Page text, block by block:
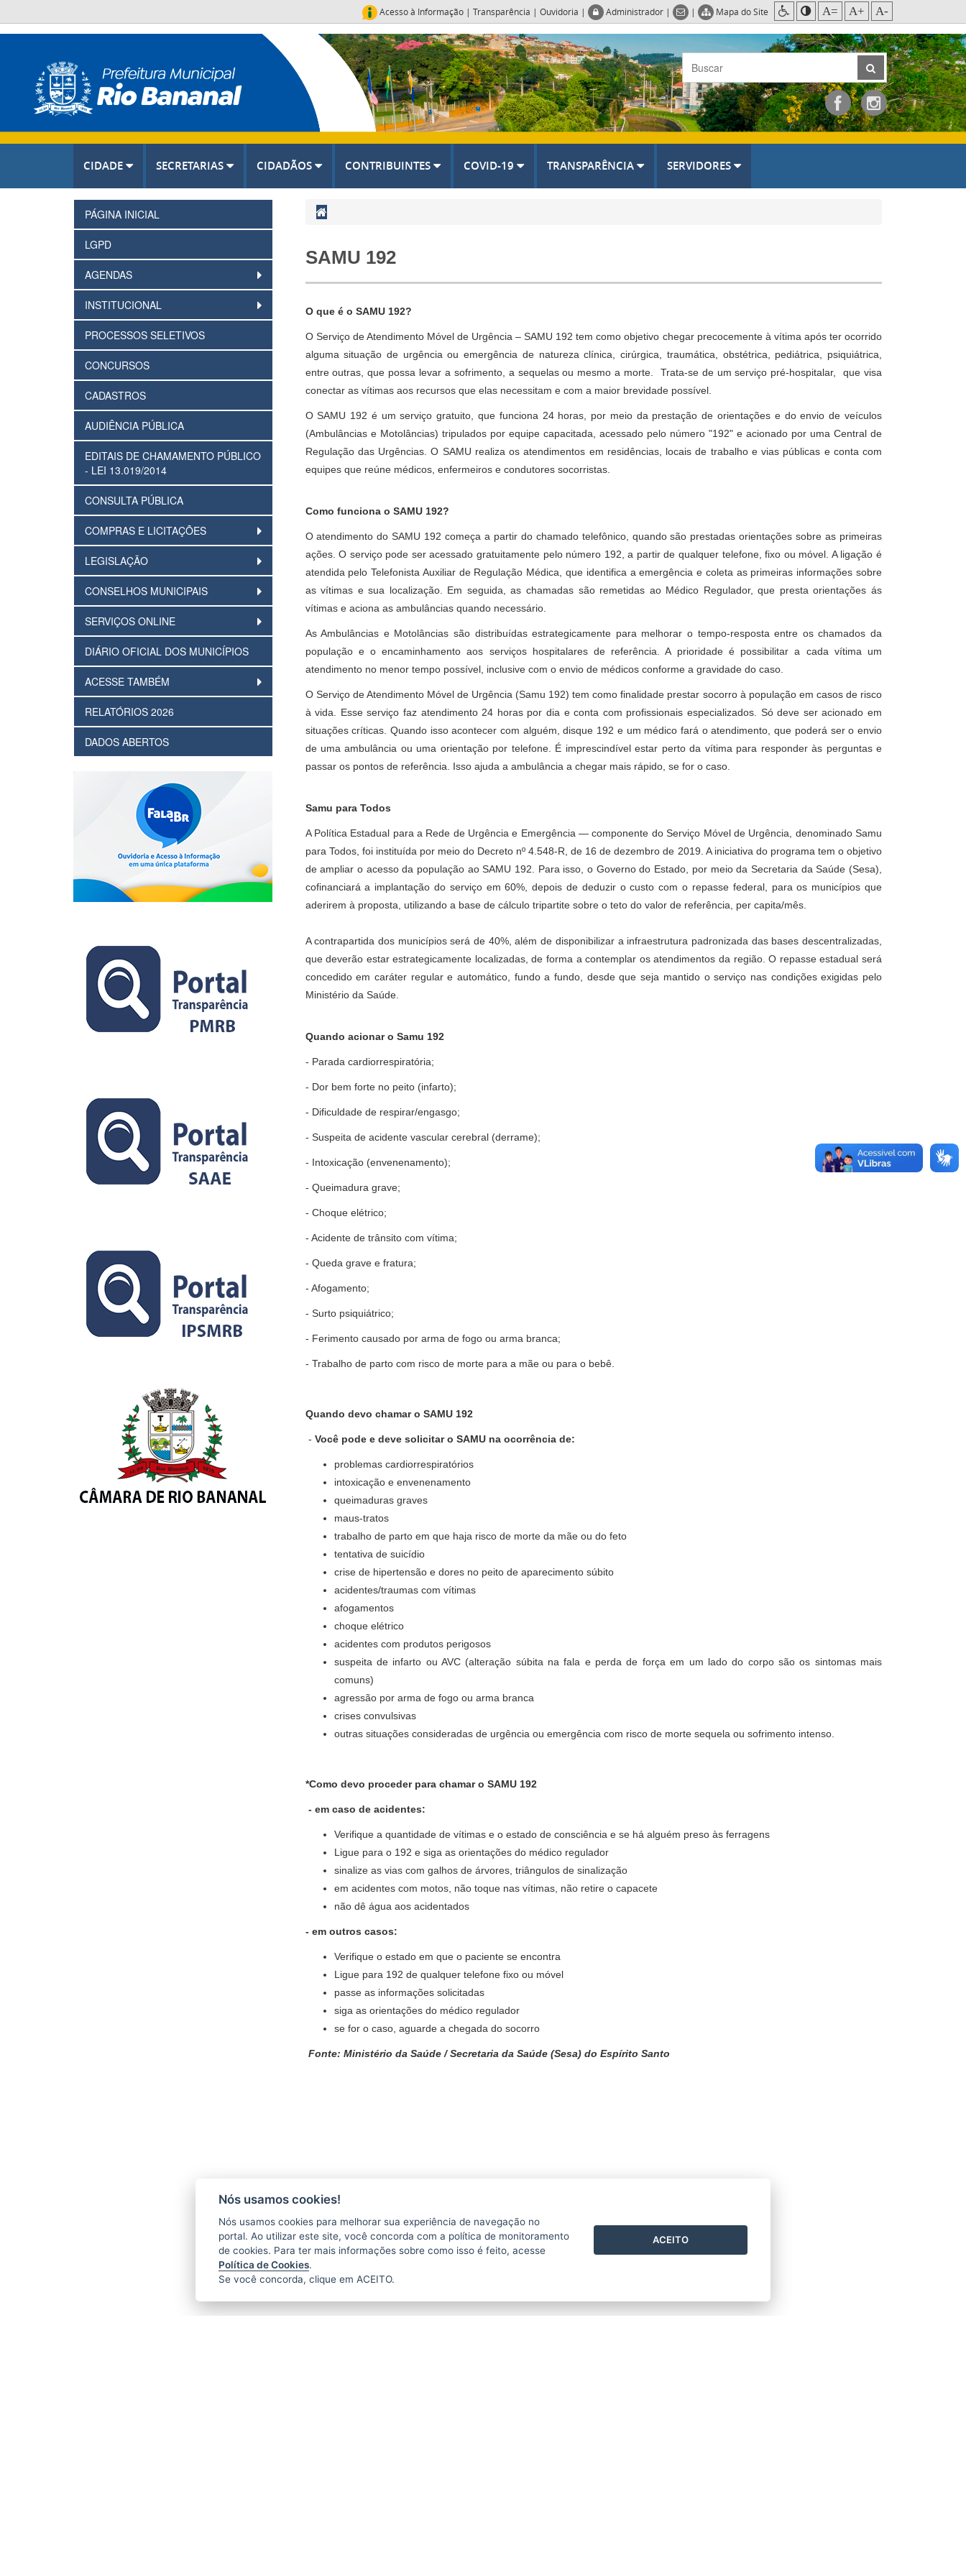
Acesso à Informação | Transparência | Ouvidoria | Administrador | | Mapa do Site A= A+ A-
CIDADE SECRETARIAS CIDADÃOS CONTRIBUINTES COVID-19 TRANSPARÊNCIA SERVIDORES
PÁGINA INICIAL
LGPD
AGENDAS
INSTITUCIONAL
PROCESSOS SELETIVOS
CONCURSOS
CADASTROS
AUDIÊNCIA PÚBLICA
EDITAIS DE CHAMAMENTO PÚBLICO
- LEI 13.019/2014
CONSULTA PÚBLICA
COMPRAS E LICITAÇÕES
LEGISLAÇÃO
CONSELHOS MUNICIPAIS
SERVIÇOS ONLINE
DIÁRIO OFICIAL DOS MUNICÍPIOS
ACESSE TAMBÉM
RELATÓRIOS 2026
DADOS ABERTOS
SAMU 192
O que é o SAMU 192?
O Serviço de Atendimento Móvel de Urgência – SAMU 192 tem como objetivo chegar precocemente à vítima após ter ocorrido
alguma situação de urgência ou emergência de natureza clínica, cirúrgica, traumática, obstétrica, pediátrica, psiquiátrica,
entre outras, que possa levar a sofrimento, a sequelas ou mesmo a morte. Trata-se de um serviço pré-hospitalar, que visa
conectar as vítimas aos recursos que elas necessitam e com a maior brevidade possível.
O SAMU 192 é um serviço gratuito, que funciona 24 horas, por meio da prestação de orientações e do envio de veículos
(Ambulâncias e Motolâncias) tripulados por equipe capacitada, acessado pelo número "192" e acionado por uma Central de
Regulação das Urgências. O SAMU realiza os atendimentos em residências, locais de trabalho e vias públicas e conta com
equipes que reúne médicos, enfermeiros e condutores socorristas.
Como funciona o SAMU 192?
O atendimento do SAMU 192 começa a partir do chamado telefônico, quando são prestadas orientações sobre as primeiras
ações. O serviço pode ser acessado gratuitamente pelo número 192, a partir de qualquer telefone, fixo ou móvel. A ligação é
atendida pelo Telefonista Auxiliar de Regulação Médica, que identifica a emergência e coleta as primeiras informações sobre
as vítimas e sua localização. Em seguida, as chamadas são remetidas ao Médico Regulador, que presta orientações ás
vítimas e aciona as ambulâncias quando necessário.
As Ambulâncias e Motolâncias são distribuídas estrategicamente para melhorar o tempo-resposta entre os chamados da
população e o encaminhamento aos serviços hospitalares de referência. A prioridade é possibilitar a cada vítima um
atendimento no menor tempo possível, inclusive com o envio de médicos conforme a gravidade do caso.
O Serviço de Atendimento Móvel de Urgência (Samu 192) tem como finalidade prestar socorro à população em casos de risco
à vida. Esse serviço faz atendimento 24 horas por dia e conta com profissionais especializados. Só deve ser acionado em
situações críticas. Quando isso acontecer com alguém, disque 192 e um médico fará o atendimento, que poderá ser o envio
de uma ambulância ou uma orientação por telefone. É imprescindível estar perto da vítima para responder às perguntas e
passar os pontos de referência. Isso ajuda a ambulância a chegar mais rápido, se for o caso.
Samu para Todos
A Política Estadual para a Rede de Urgência e Emergência — componente do Serviço Móvel de Urgência, denominado Samu
para Todos, foi instituída por meio do Decreto nº 4.548-R, de 16 de dezembro de 2019. A iniciativa do programa tem o objetivo
de ampliar o acesso da população ao SAMU 192. Para isso, o Governo do Estado, por meio da Secretaria da Saúde (Sesa),
cofinanciará a implantação do serviço em 60%, depois de deduzir o custo com o repasse federal, para os municípios que
aderirem à proposta, utilizando a base de cálculo tripartite sobre o teto do valor de referência, per capita/mês.
A contrapartida dos municípios será de 40%, além de disponibilizar a infraestrutura padronizada das bases descentralizadas,
que deverão estar estrategicamente localizadas, de forma a contemplar os atendimentos da região. O repasse estadual será
concedido em caráter regular e automático, fundo a fundo, desde que seja mantido o serviço nas condições exigidas pelo
Ministério da Saúde.
Quando acionar o Samu 192
- Parada cardiorrespiratória;
- Dor bem forte no peito (infarto);
- Dificuldade de respirar/engasgo;
- Suspeita de acidente vascular cerebral (derrame);
- Intoxicação (envenenamento);
- Queimadura grave;
- Choque elétrico;
- Acidente de trânsito com vítima;
- Queda grave e fratura;
- Afogamento;
- Surto psiquiátrico;
- Ferimento causado por arma de fogo ou arma branca;
- Trabalho de parto com risco de morte para a mãe ou para o bebê.
Quando devo chamar o SAMU 192
- Você pode e deve solicitar o SAMU na ocorrência de:
problemas cardiorrespiratórios
intoxicação e envenenamento
queimaduras graves
maus-tratos
trabalho de parto em que haja risco de morte da mãe ou do feto
tentativa de suicídio
crise de hipertensão e dores no peito de aparecimento súbito
acidentes/traumas com vítimas
afogamentos
choque elétrico
acidentes com produtos perigosos
suspeita de infarto ou AVC (alteração súbita na fala e perda de força em um lado do corpo são os sintomas mais
comuns)
agressão por arma de fogo ou arma branca
crises convulsivas
outras situações consideradas de urgência ou emergência com risco de morte sequela ou sofrimento intenso.
*Como devo proceder para chamar o SAMU 192
- em caso de acidentes:
Verifique a quantidade de vítimas e o estado de consciência e se há alguém preso às ferragens
Ligue para o 192 e siga as orientações do médico regulador
sinalize as vias com galhos de árvores, triângulos de sinalização
em acidentes com motos, não toque nas vítimas, não retire o capacete
não dê água aos acidentados
- em outros casos:
Verifique o estado em que o paciente se encontra
Ligue para 192 de qualquer telefone fixo ou móvel
passe as informações solicitadas
siga as orientações do médico regulador
se for o caso, aguarde a chegada do socorro
Fonte: Ministério da Saúde / Secretaria da Saúde (Sesa) do Espírito Santo
Nós usamos cookies!
Nós usamos cookies para melhorar sua experiência de navegação no
portal. Ao utilizar este site, você concorda com a política de monitoramento
de cookies. Para ter mais informações sobre como isso é feito, acesse
Política de Cookies.
Se você concorda, clique em ACEITO.
ACEITO